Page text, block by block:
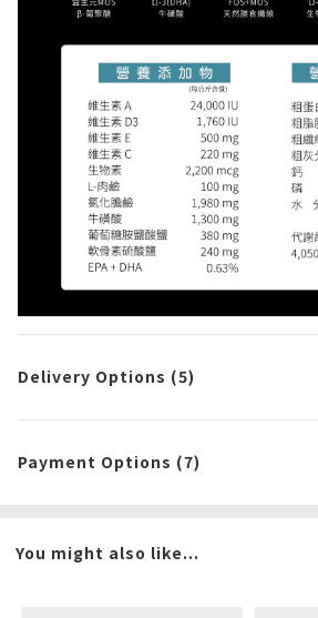
Delivery Options (5)
Payment Options (7)
You might also like...